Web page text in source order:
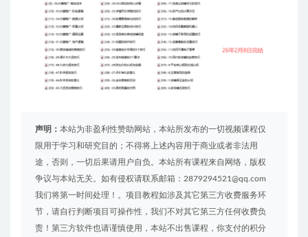
声明： 本站为非盈利性赞助网站，本站所发布的一切视频课程仅
限用于学习和研究目的；不得将上述内容用于商业或者非法用
途，否则，一切后果请用户自负。本站所有课程来自网络，版权
争议与本站无关。如有侵权请联系邮箱：2879294521@qq.com
我们将第一时间处理！。项目教程如涉及其它第三方收费服务环
节，请自行判断项目可操作性，我们不对其它第三方任何收费负
责！第三方软件也请谨慎使用，本站不出售课程，你支付的积分